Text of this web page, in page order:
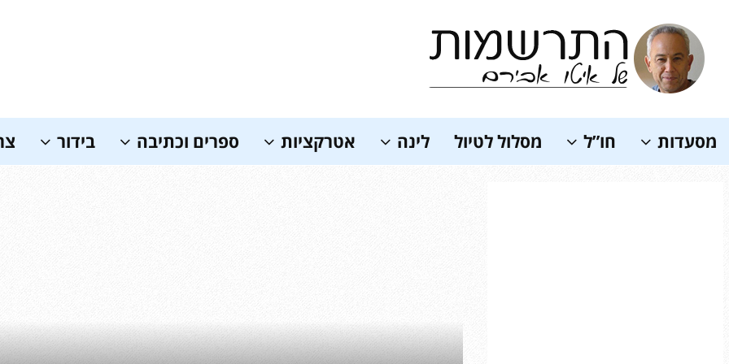
מסעדות חו”ל מסלול לטיול לינה אטרקציות ספרים וכתיבה בידור